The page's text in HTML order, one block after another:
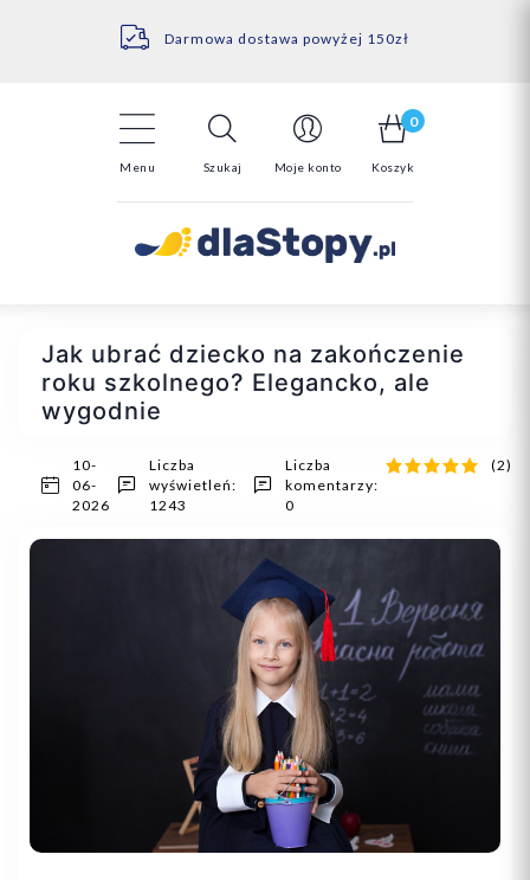
Darmowa dostawa powyżej 150zł
14 Dni na darmowy zwrot*
Menu Szukaj Moje konto
0
Koszyk
Jak ubrać dziecko na zakończenie
roku szkolnego? Elegancko, ale
wygodnie
10-
06-
2026
Liczba
wyświetleń:
1243
Liczba
komentarzy:
0
(2)